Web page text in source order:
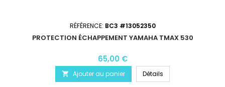
RÉFÉRENCE: BC3 #13052350
PROTECTION ÉCHAPPEMENT YAMAHA TMAX 530
65,00 €
 Ajouter au panier Détails